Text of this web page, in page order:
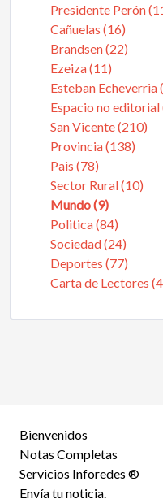
Presidente Perón
Cañuelas (16)
Brandsen (22)
Ezeiza (11)
Esteban Echeverria
Espacio no editorial
San Vicente (210)
Provincia (138)
Pais (78)
Sector Rural (10)
Mundo (9)
Politica (84)
Sociedad (24)
Deportes (77)
Carta de Lectores
Bienvenidos
Notas Completas
Servicios Inforedes ®
Envía tu noticia.